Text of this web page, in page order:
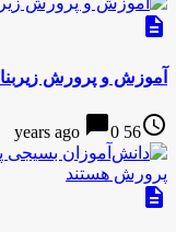
description
آموزش و پرورش
access_time
56 years ago
chat_bubble0
description